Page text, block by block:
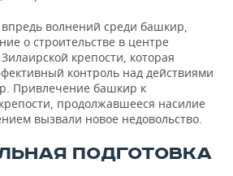
волнений среди башкир,
о строительстве в центре
крепости, которая
контроль над действиями
Привлечение башкир к
продолжавшееся насилие
вызвали новое недовольство.
ПОДГОТОВКА